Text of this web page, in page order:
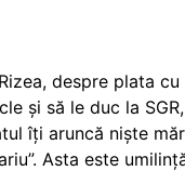
despre plata cu
și să le duc la
îți aruncă niște
Asta este